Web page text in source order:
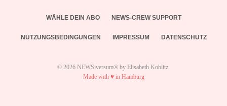
WÄHLE DEIN ABO NEWS-CREW SUPPORT
NUTZUNGSBEDINGUNGEN IMPRESSUM DATENSCHUTZ
© 2026 NEWSiversum® by Elisabeth Koblitz.
Made with ♥ in Hamburg